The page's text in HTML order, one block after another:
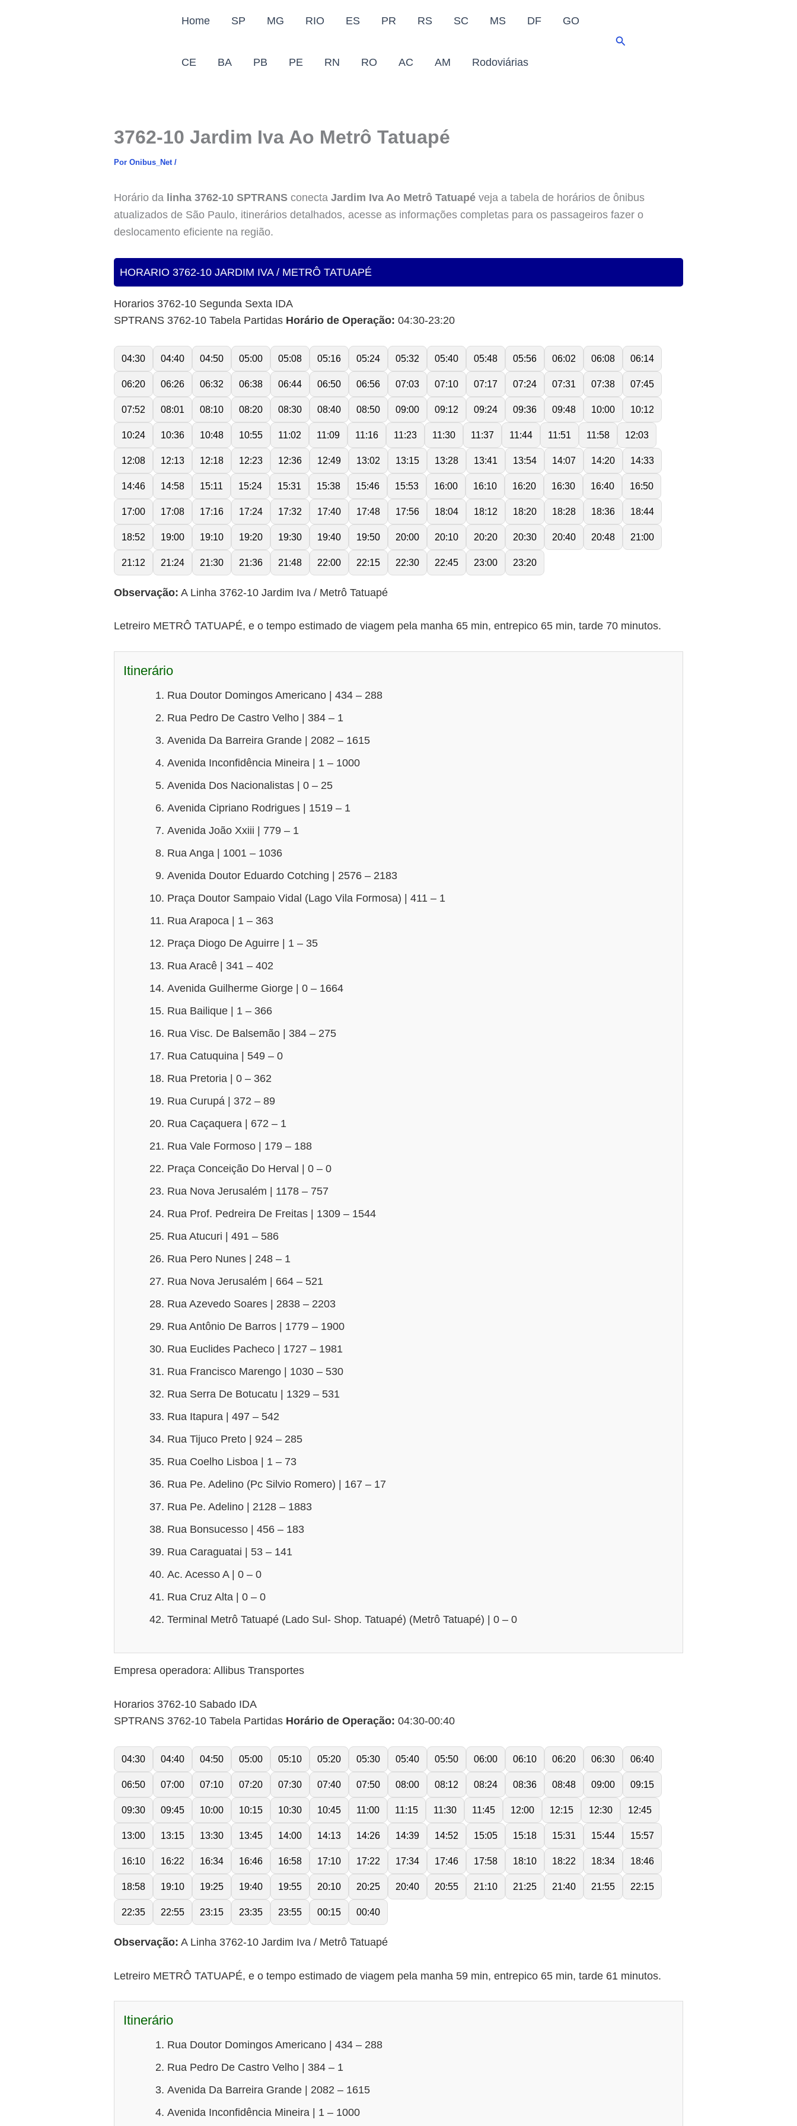
Home SP MG RIO ES PR RS SC MS DF GO
CE BA PB PE RN RO AC AM Rodoviárias
Pesquisar
3762-10 Jardim Iva Ao Metrô Tatuapé
Por Onibus_Net /
Horário da linha 3762-10 SPTRANS conecta Jardim Iva Ao Metrô Tatuapé veja a tabela de horários de ônibus
atualizados de São Paulo, itinerários detalhados, acesse as informações completas para os passageiros fazer o
deslocamento eficiente na região.
HORARIO 3762-10 JARDIM IVA / METRÔ TATUAPÉ
Horarios 3762-10 Segunda Sexta IDA
SPTRANS 3762-10 Tabela Partidas Horário de Operação: 04:30-23:20
04:30 04:40 04:50 05:00 05:08 05:16 05:24 05:32 05:40 05:48 05:56 06:02 06:08 06:14
06:20 06:26 06:32 06:38 06:44 06:50 06:56 07:03 07:10 07:17 07:24 07:31 07:38 07:45
07:52 08:01 08:10 08:20 08:30 08:40 08:50 09:00 09:12 09:24 09:36 09:48 10:00 10:12
10:24 10:36 10:48 10:55 11:02 11:09 11:16 11:23 11:30 11:37 11:44 11:51 11:58 12:03
12:08 12:13 12:18 12:23 12:36 12:49 13:02 13:15 13:28 13:41 13:54 14:07 14:20 14:33
14:46 14:58 15:11 15:24 15:31 15:38 15:46 15:53 16:00 16:10 16:20 16:30 16:40 16:50
17:00 17:08 17:16 17:24 17:32 17:40 17:48 17:56 18:04 18:12 18:20 18:28 18:36 18:44
18:52 19:00 19:10 19:20 19:30 19:40 19:50 20:00 20:10 20:20 20:30 20:40 20:48 21:00
21:12 21:24 21:30 21:36 21:48 22:00 22:15 22:30 22:45 23:00 23:20
Observação: A Linha 3762-10 Jardim Iva / Metrô Tatuapé
Letreiro METRÔ TATUAPÉ, e o tempo estimado de viagem pela manha 65 min, entrepico 65 min, tarde 70 minutos.
Itinerário
Rua Doutor Domingos Americano | 434 – 288
Rua Pedro De Castro Velho | 384 – 1
Avenida Da Barreira Grande | 2082 – 1615
Avenida Inconfidência Mineira | 1 – 1000
Avenida Dos Nacionalistas | 0 – 25
Avenida Cipriano Rodrigues | 1519 – 1
Avenida João Xxiii | 779 – 1
Rua Anga | 1001 – 1036
Avenida Doutor Eduardo Cotching | 2576 – 2183
Praça Doutor Sampaio Vidal (Lago Vila Formosa) | 411 – 1
Rua Arapoca | 1 – 363
Praça Diogo De Aguirre | 1 – 35
Rua Aracê | 341 – 402
Avenida Guilherme Giorge | 0 – 1664
Rua Bailique | 1 – 366
Rua Visc. De Balsemão | 384 – 275
Rua Catuquina | 549 – 0
Rua Pretoria | 0 – 362
Rua Curupá | 372 – 89
Rua Caçaquera | 672 – 1
Rua Vale Formoso | 179 – 188
Praça Conceição Do Herval | 0 – 0
Rua Nova Jerusalém | 1178 – 757
Rua Prof. Pedreira De Freitas | 1309 – 1544
Rua Atucuri | 491 – 586
Rua Pero Nunes | 248 – 1
Rua Nova Jerusalém | 664 – 521
Rua Azevedo Soares | 2838 – 2203
Rua Antônio De Barros | 1779 – 1900
Rua Euclides Pacheco | 1727 – 1981
Rua Francisco Marengo | 1030 – 530
Rua Serra De Botucatu | 1329 – 531
Rua Itapura | 497 – 542
Rua Tijuco Preto | 924 – 285
Rua Coelho Lisboa | 1 – 73
Rua Pe. Adelino (Pc Silvio Romero) | 167 – 17
Rua Pe. Adelino | 2128 – 1883
Rua Bonsucesso | 456 – 183
Rua Caraguatai | 53 – 141
Ac. Acesso A | 0 – 0
Rua Cruz Alta | 0 – 0
Terminal Metrô Tatuapé (Lado Sul- Shop. Tatuapé) (Metrô Tatuapé) | 0 – 0
Empresa operadora: Allibus Transportes
Horarios 3762-10 Sabado IDA
SPTRANS 3762-10 Tabela Partidas Horário de Operação: 04:30-00:40
04:30 04:40 04:50 05:00 05:10 05:20 05:30 05:40 05:50 06:00 06:10 06:20 06:30 06:40
06:50 07:00 07:10 07:20 07:30 07:40 07:50 08:00 08:12 08:24 08:36 08:48 09:00 09:15
09:30 09:45 10:00 10:15 10:30 10:45 11:00 11:15 11:30 11:45 12:00 12:15 12:30 12:45
13:00 13:15 13:30 13:45 14:00 14:13 14:26 14:39 14:52 15:05 15:18 15:31 15:44 15:57
16:10 16:22 16:34 16:46 16:58 17:10 17:22 17:34 17:46 17:58 18:10 18:22 18:34 18:46
18:58 19:10 19:25 19:40 19:55 20:10 20:25 20:40 20:55 21:10 21:25 21:40 21:55 22:15
22:35 22:55 23:15 23:35 23:55 00:15 00:40
Observação: A Linha 3762-10 Jardim Iva / Metrô Tatuapé
Letreiro METRÔ TATUAPÉ, e o tempo estimado de viagem pela manha 59 min, entrepico 65 min, tarde 61 minutos.
Itinerário
Rua Doutor Domingos Americano | 434 – 288
Rua Pedro De Castro Velho | 384 – 1
Avenida Da Barreira Grande | 2082 – 1615
Avenida Inconfidência Mineira | 1 – 1000